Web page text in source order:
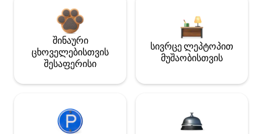
შინაური
ცხოველებისთვის
შესაფერისი
სივრცე ლეპტოპით
მუშაობისთვის